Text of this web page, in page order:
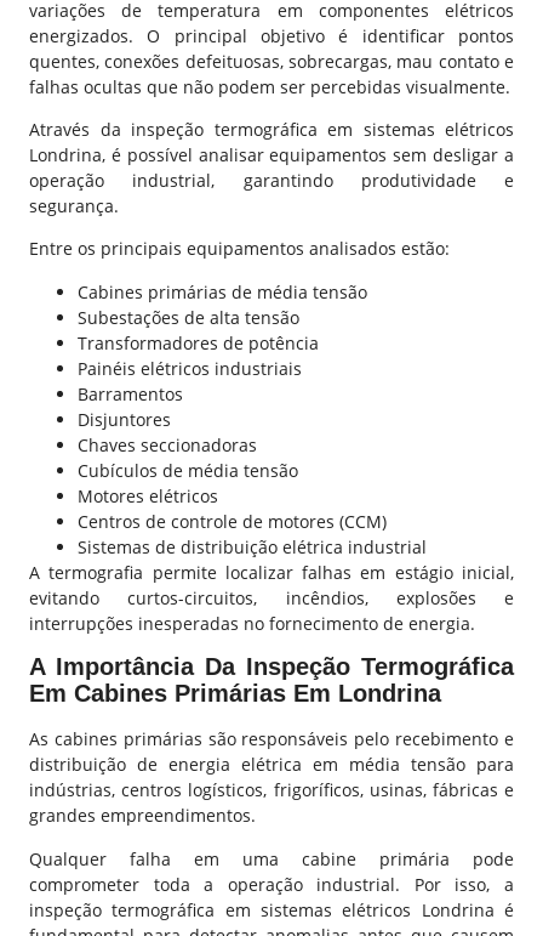
variações de temperatura em componentes elétricos
energizados. O principal objetivo é identificar pontos
quentes, conexões defeituosas, sobrecargas, mau contato e
falhas ocultas que não podem ser percebidas visualmente.
Através da inspeção termográfica em sistemas elétricos
Londrina, é possível analisar equipamentos sem desligar a
operação industrial, garantindo produtividade e
segurança.
Entre os principais equipamentos analisados estão:
Cabines primárias de média tensão
Subestações de alta tensão
Transformadores de potência
Painéis elétricos industriais
Barramentos
Disjuntores
Chaves seccionadoras
Cubículos de média tensão
Motores elétricos
Centros de controle de motores (CCM)
Sistemas de distribuição elétrica industrial
A termografia permite localizar falhas em estágio inicial,
evitando curtos-circuitos, incêndios, explosões e
interrupções inesperadas no fornecimento de energia.
A Importância Da Inspeção Termográfica
Em Cabines Primárias Em Londrina
As cabines primárias são responsáveis pelo recebimento e
distribuição de energia elétrica em média tensão para
indústrias, centros logísticos, frigoríficos, usinas, fábricas e
grandes empreendimentos.
Qualquer falha em uma cabine primária pode
comprometer toda a operação industrial. Por isso, a
inspeção termográfica em sistemas elétricos Londrina é